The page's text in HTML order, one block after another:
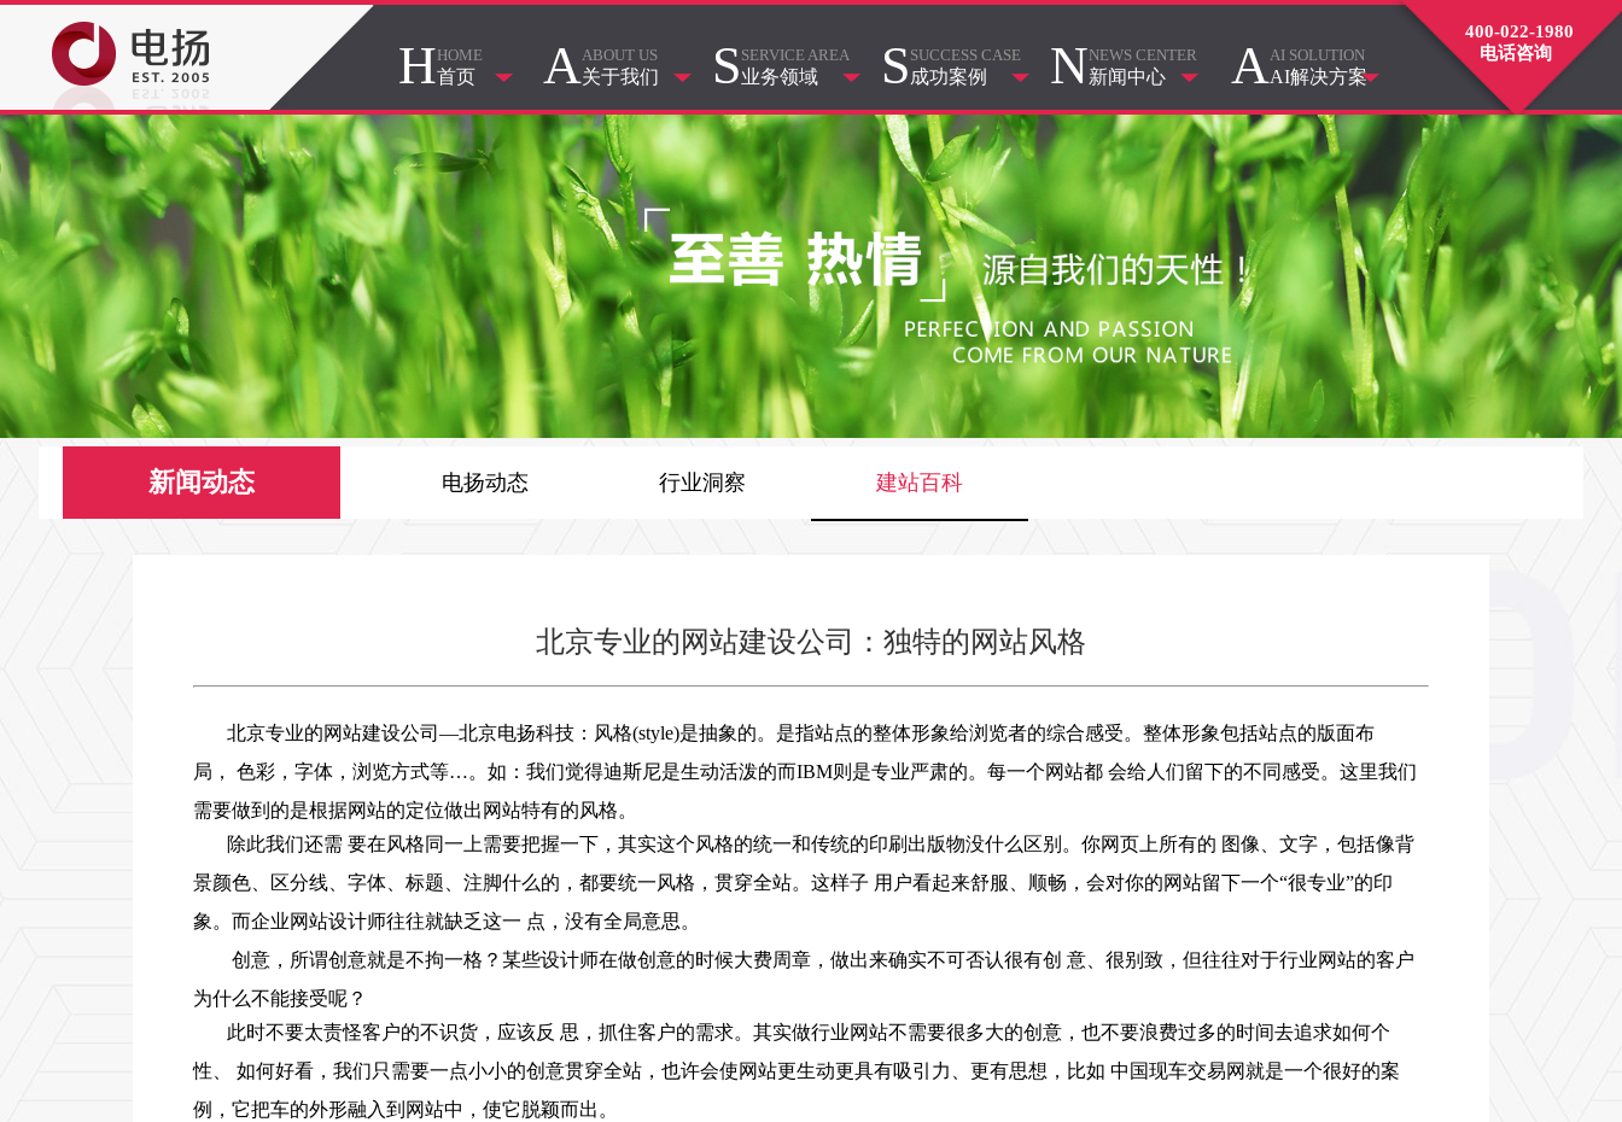
HHOME
首页 AABOUT US
关于我们 S SERVICE AREA
业务领域 S SUCCESS CASE
成功案例 NNEWS CENTER
新闻中心 AAI SOLUTION
AI解决方案
400-022-1980
电话咨询
新闻动态 电扬动态 行业洞察 建站百科
北京专业的网站建设公司：独特的网站风格
北京专业的网站建设公司—北京电扬科技：风格(style)是抽象的。是指站点的整体形象给浏览者的综合感受。整体形象包括站点的版面布
局， 色彩，字体，浏览方式等…。如：我们觉得迪斯尼是生动活泼的而IBM则是专业严肃的。每一个网站都 会给人们留下的不同感受。这里我们
需要做到的是根据网站的定位做出网站特有的风格。
除此我们还需 要在风格同一上需要把握一下，其实这个风格的统一和传统的印刷出版物没什么区别。你网页上所有的 图像、文字，包括像背
景颜色、区分线、字体、标题、注脚什么的，都要统一风格，贯穿全站。这样子 用户看起来舒服、顺畅，会对你的网站留下一个“很专业”的印
象。而企业网站设计师往往就缺乏这一 点，没有全局意思。
创意，所谓创意就是不拘一格？某些设计师在做创意的时候大费周章，做出来确实不可否认很有创 意、很别致，但往往对于行业网站的客户
为什么不能接受呢？
此时不要太责怪客户的不识货，应该反 思，抓住客户的需求。其实做行业网站不需要很多大的创意，也不要浪费过多的时间去追求如何个
性、 如何好看，我们只需要一点小小的创意贯穿全站，也许会使网站更生动更具有吸引力、更有思想，比如 中国现车交易网就是一个很好的案
例，它把车的外形融入到网站中，使它脱颖而出。